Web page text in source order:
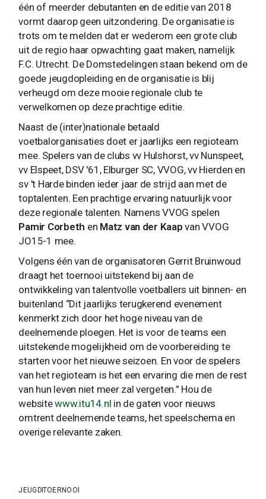
één of meerder debutanten en de editie van 2018
vormt daarop geen uitzondering. De organisatie is
trots om te melden dat er wederom een grote club
uit de regio haar opwachting gaat maken, namelijk
F.C. Utrecht. De Domstedelingen staan bekend om de
goede jeugdopleiding en de organisatie is blij
verheugd om deze mooie regionale club te
verwelkomen op deze prachtige editie.
Naast de (inter)nationale betaald
voetbalorganisaties doet er jaarlijks een regioteam
mee. Spelers van de clubs vv Hulshorst, vv Nunspeet,
vv Elspeet, DSV '61, Elburger SC, VVOG, vv Hierden en
sv 't Harde binden ieder jaar de strijd aan met de
toptalenten. Een prachtige ervaring natuurlijk voor
deze regionale talenten. Namens VVOG spelen
Pamir Corbeth en Matz van der Kaap van VVOG
JO15-1 mee.
Volgens één van de organisatoren Gerrit Bruinwoud
draagt het toernooi uitstekend bij aan de
ontwikkeling van talentvolle voetballers uit binnen- en
buitenland “Dit jaarlijks terugkerend evenement
kenmerkt zich door het hoge niveau van de
deelnemende ploegen. Het is voor de teams een
uitstekende mogelijkheid om de voorbereiding te
starten voor het nieuwe seizoen. En voor de spelers
van het regioteam is het een ervaring die men de rest
van hun leven niet meer zal vergeten.” Hou de
websitewww.itu14.nl in de gaten voor nieuws
omtrent deelnemende teams, het speelschema en
overige relevante zaken.
JEUGDTOERNOOI